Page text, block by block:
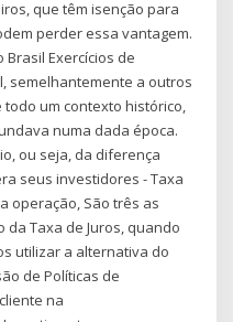
que têm isenção para
perder essa vantagem.
Exercícios de
semelhantemente a outros
um contexto histórico,
numa dada época.
ou seja, da diferença
seus investidores - Taxa
operação, São três as
Taxa de Juros, quando
utilizar a alternativa do
de Políticas de
na